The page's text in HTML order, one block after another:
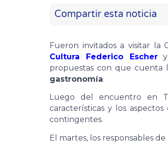
Compartir esta noticia
Fueron invitados a visitar la
Cultura Federico Eschery
propuestas con que cuenta
gastronomía.
Luego del encuentro en
características y los
contingentes.
El martes, los responsables